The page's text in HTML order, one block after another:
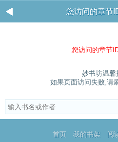
您访问的章节
您访问的章节
妙书坊温馨
如果页面访问失败,请
首页 我的书架 阅